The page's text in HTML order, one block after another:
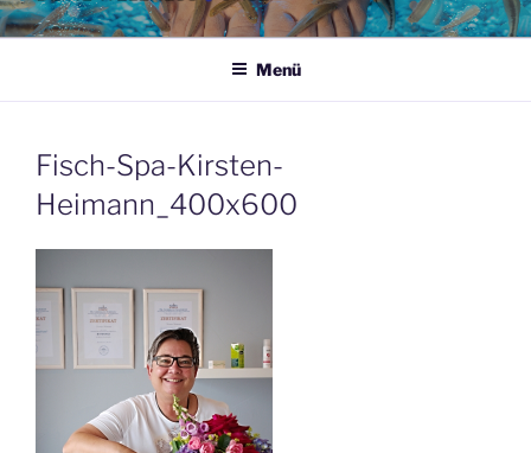
FUSSPFLEGE HEIMANN
DEINE WELLNESS OASE
Menü
Fisch-Spa-Kirsten-
Heimann_400x600